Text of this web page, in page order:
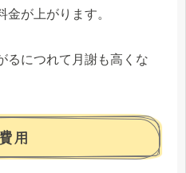
金が上がります。
るにつれて月謝も高くな
用